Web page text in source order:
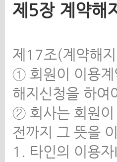
제5장 계약해
제17조(계약해
① 회원이 이용계
해지신청을 하여
② 회사는 회원이
전까지 그 뜻을
1. 타인의 이용